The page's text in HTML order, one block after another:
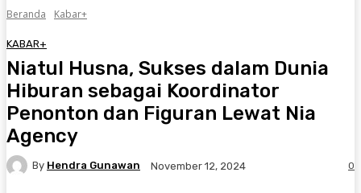
Beranda Kabar+
KABAR+
Niatul Husna, Sukses dalam Dunia
Hiburan sebagai Koordinator
Penonton dan Figuran Lewat Nia
Agency
By Hendra Gunawan November 12, 2024 0